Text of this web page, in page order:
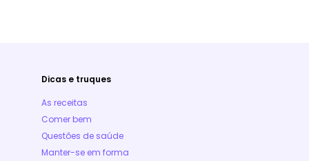
Dicas e truques
As receitas
Comer bem
Questões de saúde
Manter-se em forma